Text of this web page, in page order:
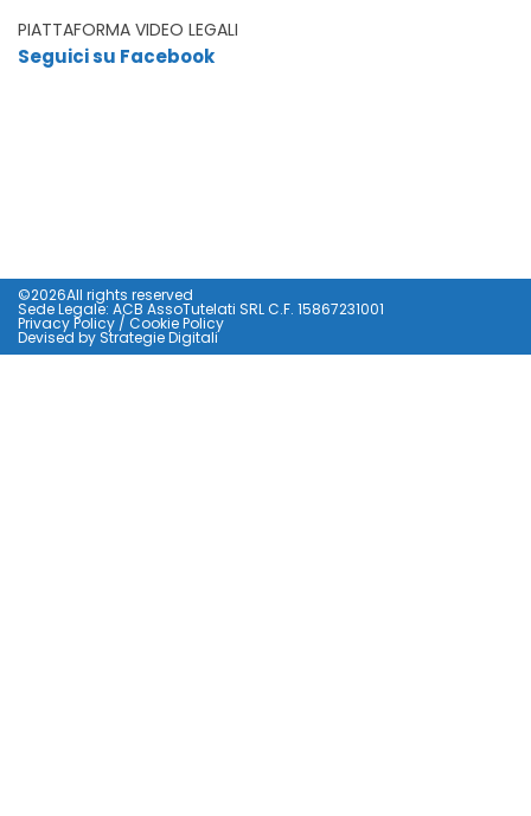
PIATTAFORMA VIDEO LEGALI
Seguici su Facebook
©2026All rights reserved
Sede Legale: ACB AssoTutelati SRL C.F. 15867231001
Privacy Policy / Cookie Policy
Devised by Strategie Digitali